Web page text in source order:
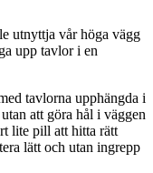
utnyttja vår höga vägg
upp tavlor i en
tavlorna upphängda i
att göra hål i väggen
lite pill att hitta rätt
lätt och utan ingrepp